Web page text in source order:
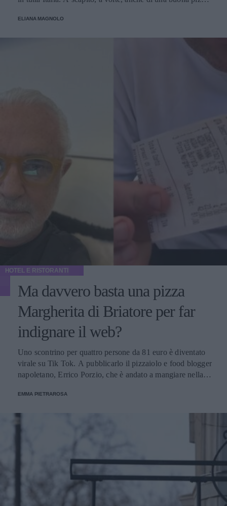
ELIANA MAGNOLO
HOTEL E RISTORANTI
Ma davvero basta una pizza
Margherita di Briatore per far
indignare il web?
Uno scontrino per quattro persone da 81 euro è diventato
virale su Tik Tok. A pubblicarlo il pizzaiolo e food blogger
napoletano, Errico Porzio, che è andato a mangiare nella
EMMA PIETRAROSA